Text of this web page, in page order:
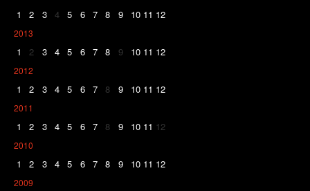
1 2 3 4 5 6 7 8 9 10 11 12
2013
1 2 3 4 5 6 7 8 9 10 11 12
2012
1 2 3 4 5 6 7 8 9 10 11 12
2011
1 2 3 4 5 6 7 8 9 10 11 12
2010
1 2 3 4 5 6 7 8 9 10 11 12
2009